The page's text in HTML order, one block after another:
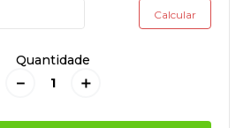
Quantidade
＋
－